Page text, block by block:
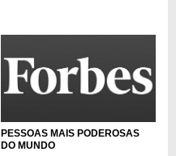
PESSOAS MAIS PODEROSAS
DO MUNDO